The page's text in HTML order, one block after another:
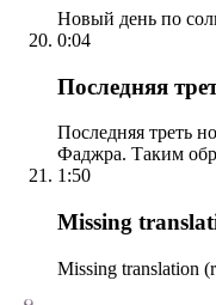
0:04
Последняя
Последняя треть
Фаджра. Таким
1:50
Missing
Missing translation